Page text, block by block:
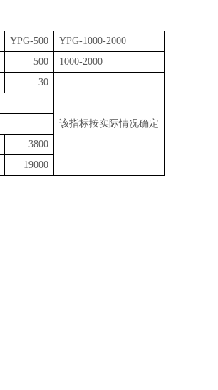
YPG-500
YPG-1000-2000
500
1000-2000
30
该指标按实际情况确定
3800
19000